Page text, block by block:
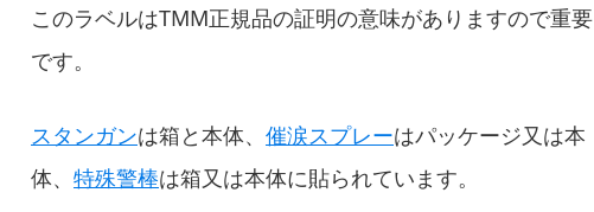
このラベルはTMM正規品の証明の意味がありますので重要
です。
スタンガンは箱と本体、 催涙スプレーはパッケージ又は本
体、 特殊警棒は箱又は本体に貼られています。